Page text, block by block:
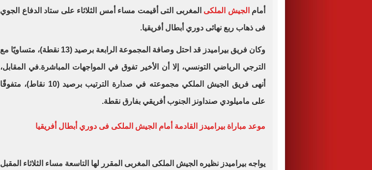
أمام الجيش الملكى المغربى التى أقيمت مساء أمس الثلاثاء على ستاد الدفاع الجوي
فى ذهاب ربع نهائى دوري أبطال أفريقيا.
وكان فريق بيراميدز قد احتل وصافة المجموعة الرابعة برصيد (13 نقطة)، متساويًا مع
الترجي الرياضي التونسي، إلا أن الأخير تفوق في المواجهات المباشرة.في المقابل،
أنهى فريق الجيش الملكي مجموعته في صدارة الترتيب برصيد (10 نقاط)، متفوقًا
على ماميلودي صنداونز الجنوب أفريقي بفارق نقطة.
موعد مباراة بيراميدز القادمة أمام الجيش الملكى فى دوري أبطال أفريقيا
يواجه بيراميدز نظيره الجيش الملكى المغربى المقرر لها التاسعة مساء الثلاثاء المقبل